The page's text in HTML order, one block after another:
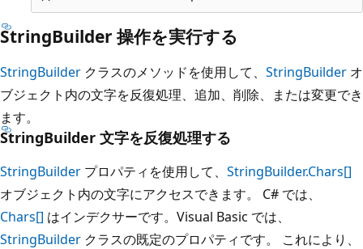
StringBuilder 操作を実行する
StringBuilder クラスのメソッドを使用して、 StringBuilder オ
ブジェクト内の文字を反復処理、追加、削除、または変更でき
ます。
StringBuilder 文字を反復処理する
StringBuilder プロパティを使用して、 StringBuilder.Chars[]
オブジェクト内の文字にアクセスできます。 C# では、
Chars[] はインデクサーです。Visual Basic では、
StringBuilder クラスの既定のプロパティです。 これにより、